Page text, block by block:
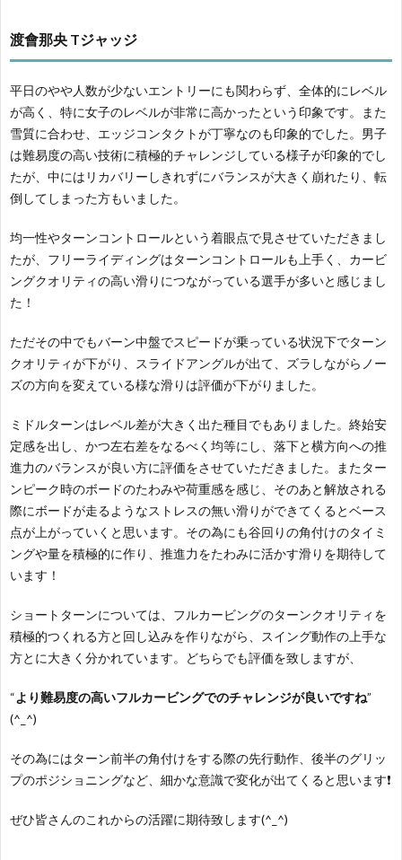
渡會那央 Tジャッジ
平日のやや人数が少ないエントリーにも関わらず、全体的にレベル
が高く、特に女子のレベルが非常に高かったという印象です。また
雪質に合わせ、エッジコンタクトが丁寧なのも印象的でした。男子
は難易度の高い技術に積極的チャレンジしている様子が印象的でし
たが、中にはリカバリーしきれずにバランスが大きく崩れたり、転
倒してしまった方もいました。
均一性やターンコントロールという着眼点で見させていただきまし
たが、フリーライディングはターンコントロールも上手く、カービ
ングクオリティの高い滑りにつながっている選手が多いと感じまし
た！
ただその中でもバーン中盤でスピードが乗っている状況下でターン
クオリティが下がり、スライドアングルが出て、ズラしながらノー
ズの方向を変えている様な滑りは評価が下がりました。
ミドルターンはレベル差が大きく出た種目でもありました。終始安
定感を出し、かつ左右差をなるべく均等にし、落下と横方向への推
進力のバランスが良い方に評価をさせていただきました。またター
ンピーク時のボードのたわみや荷重感を感じ、そのあと解放される
際にボードが走るようなストレスの無い滑りができてくるとベース
点が上がっていくと思います。その為にも谷回りの角付けのタイミ
ングや量を積極的に作り、推進力をたわみに活かす滑りを期待して
います！
ショートターンについては、フルカービングのターンクオリティを
積極的つくれる方と回し込みを作りながら、スイング動作の上手な
方とに大きく分かれています。どちらでも評価を致しますが、
“より難易度の高いフルカービングでのチャレンジが良いですね”
(^_^)
その為にはターン前半の角付けをする際の先行動作、後半のグリッ
プのポジショニングなど、細かな意識で変化が出てくると思います❗️
ぜひ皆さんのこれからの活躍に期待致します(^_^)